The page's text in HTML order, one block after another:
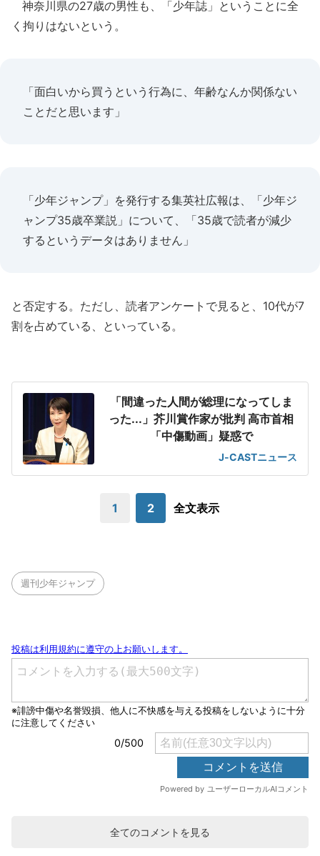
神奈川県の27歳の男性も、「少年誌」ということに全
く拘りはないという。
「面白いから買うという行為に、年齢なんか関係ない
ことだと思います」
「少年ジャンプ」を発行する集英社広報は、「少年ジ
ャンプ35歳卒業説」について、「35歳で読者が減少
するというデータはありません」
と否定する。ただし、読者アンケートで見ると、10代が7
割を占めている、といっている。
「間違った人間が総理になってしま
った...」芥川賞作家が批判 高市首相
「中傷動画」疑惑で
J-CASTニュース
1 2 全文表示
週刊少年ジャンプ
全てのコメントを見る